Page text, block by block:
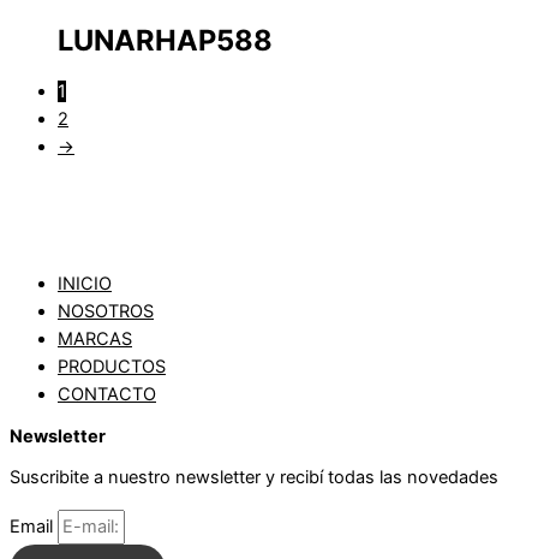
LUNARHAP588
1
2
→
INICIO
NOSOTROS
MARCAS
PRODUCTOS
CONTACTO
Newsletter
Suscribite a nuestro newsletter y recibí todas las novedades
Email